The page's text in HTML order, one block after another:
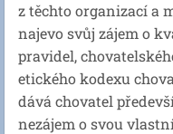
z těchto organizací a
najevo svůj zájem o
pravidel,
etického kodexu
dává chovatel
nezájem o svou